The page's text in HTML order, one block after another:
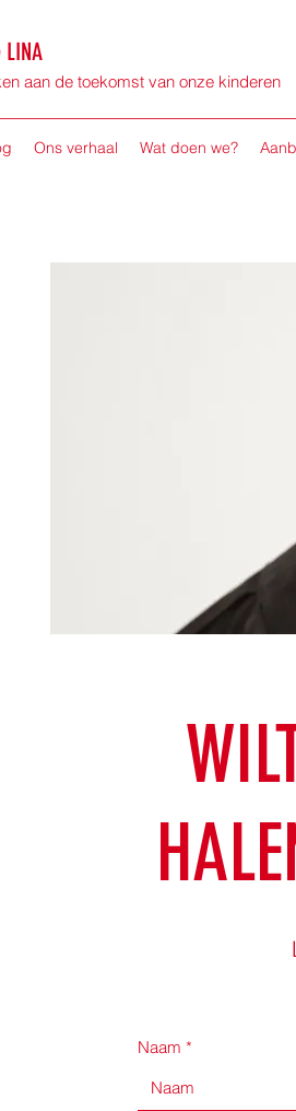
LINA
aan de toekomst van onze kinderen
Ons verhaal Wat doen we?
Naam